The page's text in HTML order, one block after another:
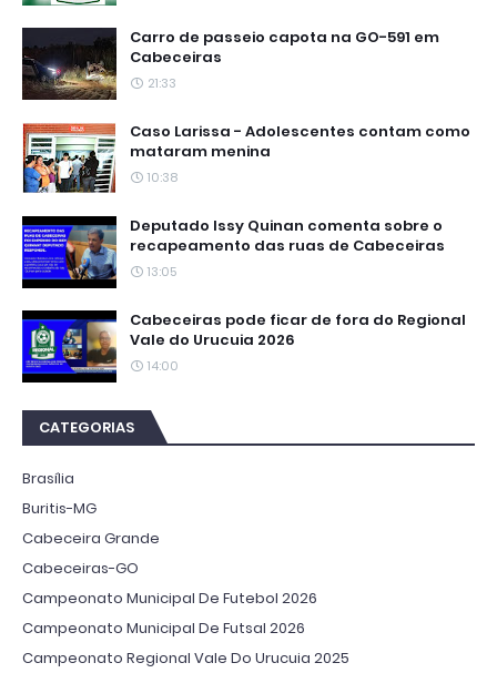
Carro de passeio capota na GO-591 em
Cabeceiras
21:33
Caso Larissa - Adolescentes contam como
mataram menina
10:38
Deputado Issy Quinan comenta sobre o
recapeamento das ruas de Cabeceiras
13:05
Cabeceiras pode ficar de fora do Regional
Vale do Urucuia 2026
14:00
CATEGORIAS
Brasília
Buritis-MG
Cabeceira Grande
Cabeceiras-GO
Campeonato Municipal De Futebol 2026
Campeonato Municipal De Futsal 2026
Campeonato Regional Vale Do Urucuia 2025